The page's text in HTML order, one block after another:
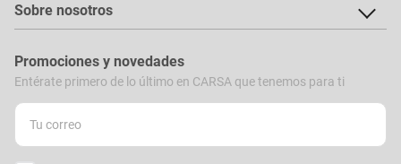
Sobre nosotros
Promociones y novedades
Entérate primero de lo último en CARSA que tenemos para ti